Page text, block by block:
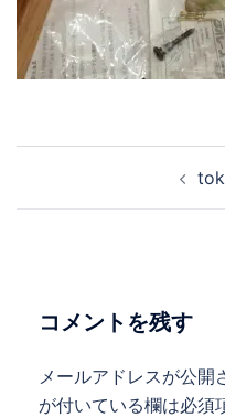
コメントを残す
メールアドレスが公開
が付いている欄は必須